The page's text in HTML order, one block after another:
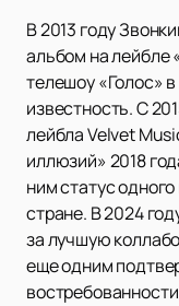
В 2013 году
альбом на лейбле
телешоу «Голос»
известность. С
лейбла Velvet
иллюзий» 2018
ним статус
стране. В 2024
за лучшую
еще одним